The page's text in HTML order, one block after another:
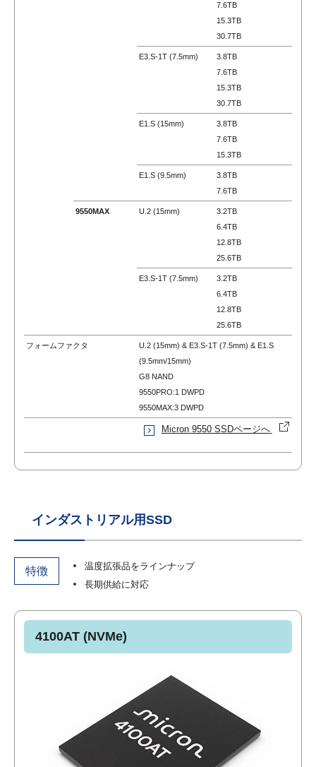
7.6TB
15.3TB
30.7TB
E3.S-1T (7.5mm)
3.8TB
7.6TB
15.3TB
30.7TB
E1.S (15mm)
3.8TB
7.6TB
15.3TB
E1.S (9.5mm)
3.8TB
7.6TB
9550MAX U.2 (15mm)
3.2TB
6.4TB
12.8TB
25.6TB
E3.S-1T (7.5mm)
3.2TB
6.4TB
12.8TB
25.6TB
フォームファクタ U.2 (15mm) & E3.S-1T (7.5mm) & E1.S
(9.5mm/15mm)
G8 NAND
9550PRO:1 DWPD
9550MAX:3 DWPD
Micron 9550 SSDページへ
インダストリアル用SSD
特徴
温度拡張品をラインナップ
長期供給に対応
4100AT (NVMe)